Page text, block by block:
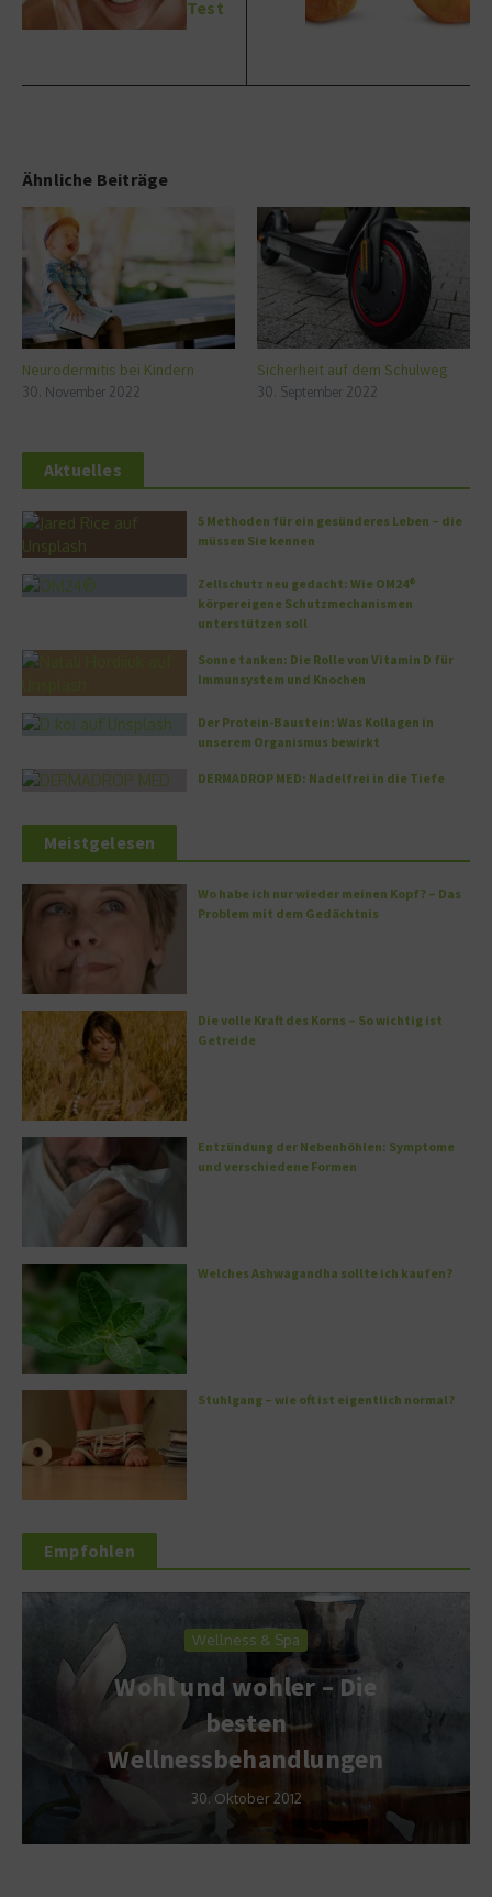
Test
Ähnliche Beiträge
Neurodermitis bei Kindern
30. November 2022
Sicherheit auf dem Schulweg
30. September 2022
Aktuelles
5 Methoden für ein gesünderes Leben – die
müssen Sie kennen
Zellschutz neu gedacht: Wie OM24®
körpereigene Schutzmechanismen
unterstützen soll
Sonne tanken: Die Rolle von Vitamin D für
Immunsystem und Knochen
Der Protein-Baustein: Was Kollagen in
unserem Organismus bewirkt
DERMADROP MED: Nadelfrei in die Tiefe
Meistgelesen
Wo habe ich nur wieder meinen Kopf? – Das
Problem mit dem Gedächtnis
Die volle Kraft des Korns – So wichtig ist
Getreide
Entzündung der Nebenhöhlen: Symptome
und verschiedene Formen
Welches Ashwagandha sollte ich kaufen?
Stuhlgang – wie oft ist eigentlich normal?
Empfohlen
Wellness & Spa
Wohl und wohler – Die
besten
Wellnessbehandlungen
30. Oktober 2012